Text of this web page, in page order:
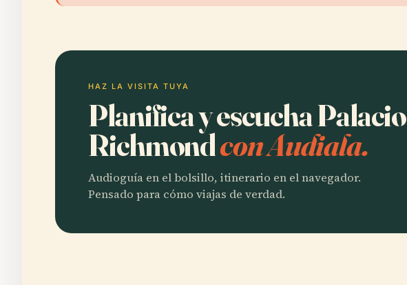
HAZ LA VISITA TUYA
Planifica y escucha Palacio
Richmondcon Audiala.
Audioguía en el bolsillo, itinerario en el navegador.
Pensado para cómo viajas de verdad.